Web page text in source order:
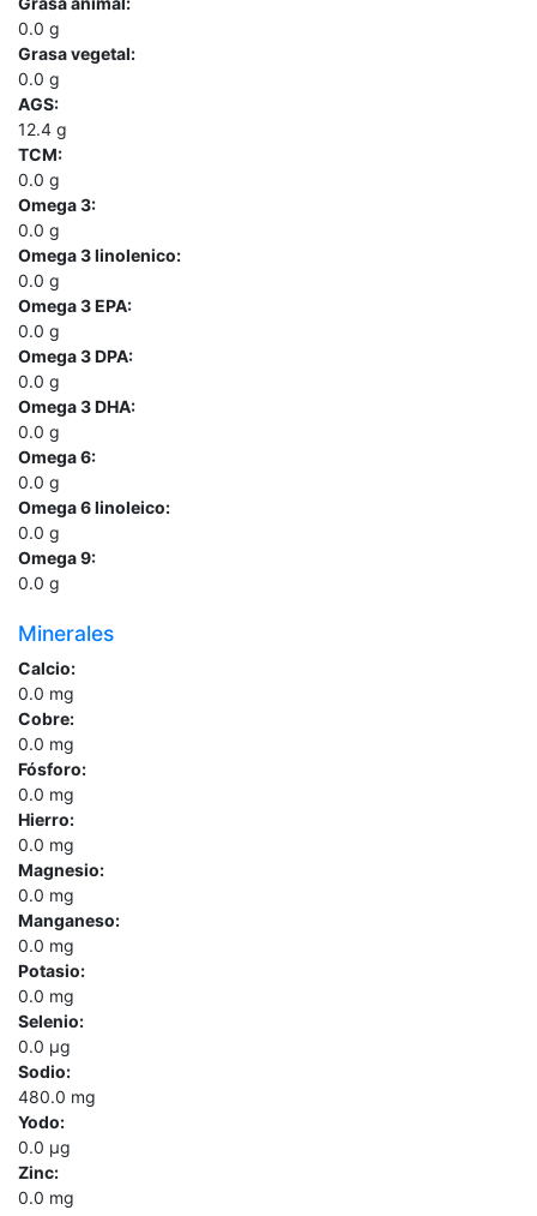
0.0 g
Grasa vegetal:
0.0 g
AGS:
12.4 g
TCM:
0.0 g
Omega 3:
0.0 g
Omega 3 linolenico:
0.0 g
Omega 3 EPA:
0.0 g
Omega 3 DPA:
0.0 g
Omega 3 DHA:
0.0 g
Omega 6:
0.0 g
Omega 6 linoleico:
0.0 g
Omega 9:
0.0 g
Minerales
Calcio:
0.0 mg
Cobre:
0.0 mg
Fósforo:
0.0 mg
Hierro:
0.0 mg
Magnesio:
0.0 mg
Manganeso:
0.0 mg
Potasio:
0.0 mg
Selenio:
0.0 µg
Sodio:
480.0 mg
Yodo:
0.0 µg
Zinc:
0.0 mg